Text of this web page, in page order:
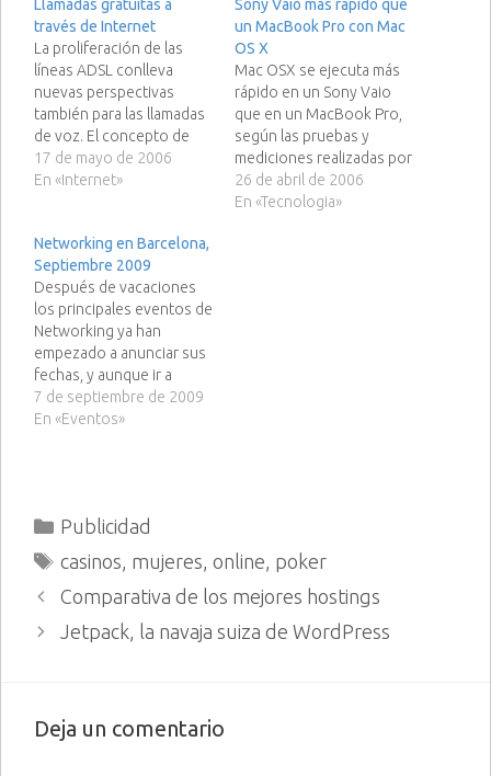
Llamadas gratuitas a
través de Internet
La proliferación de las
líneas ADSL conlleva
nuevas perspectivas
también para las llamadas
de voz. El concepto de
VoIP o el envío de voz a
través de la red de datos
supone un importante
ahorro en la realización
de llamadas. La…
17 de mayo de 2006
En «Internet»
Sony Vaio más rápido que
un MacBook Pro con Mac
OS X
Mac OSX se ejecuta más
rápido en un Sony Vaio
que en un MacBook Pro,
según las pruebas y
mediciones realizadas por
este señor,
concretamente MAC OSX
26 de abril de 2006
En «Tecnologia»
Networking en Barcelona,
Septiembre 2009
Después de vacaciones
los principales eventos de
Networking ya han
empezado a anunciar sus
fechas, y aunque ir a
todos me va a resultar
imposible, voy a listaros
de afiliados dentro de una
estrategia de…
7 de septiembre de 2009
En «Eventos»
Categorías
Publicidad
Etiquetas
casinos mujeres online poker
Comparativa de los mejores hostings
Jetpack, la navaja suiza de WordPress
Deja un comentario